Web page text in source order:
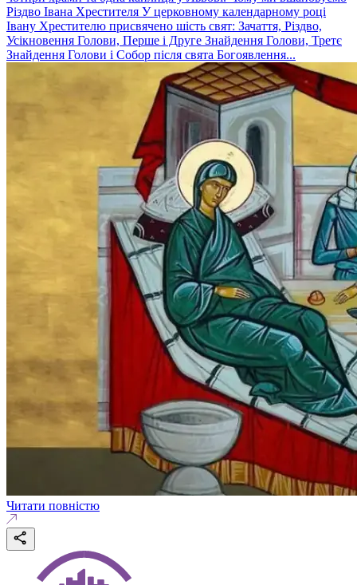
Різдво Івана Хрестителя У церковному календарному році
Івану Хрестителю присвячено шість свят: Зачаття, Різдво,
Усікновення Голови, Перше і Друге Знайдення Голови, Третє
Знайдення Голови і Собор після свята Богоявлення...
Читати повністю